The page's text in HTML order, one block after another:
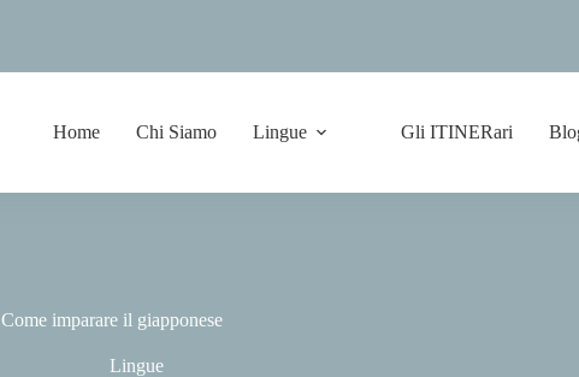
Home Chi Siamo Lingue Gli ITINERari
Come imparare il giapponese
Lingue